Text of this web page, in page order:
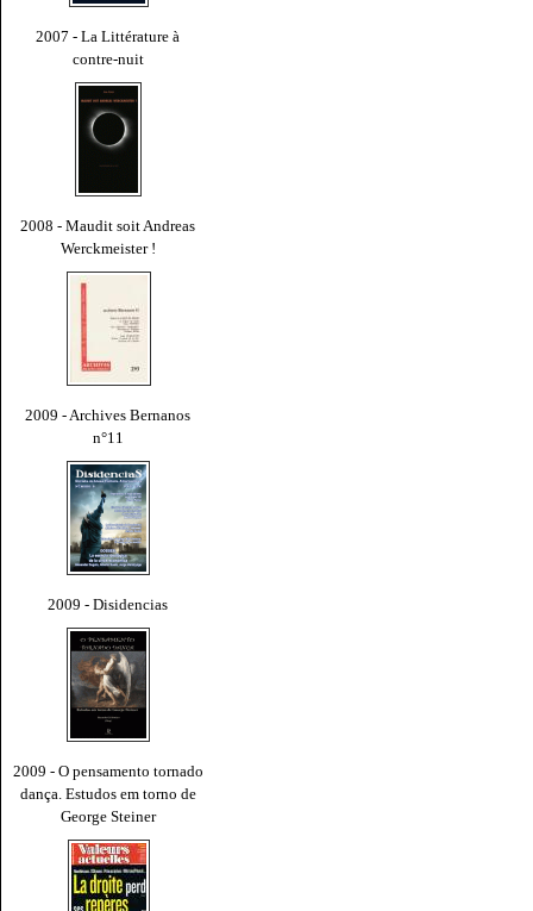
2007 - La Littérature à
contre-nuit
2008 - Maudit soit Andreas
Werckmeister !
2009 - Archives Bernanos
n°11
2009 - Disidencias
2009 - O pensamento tornado
dança. Estudos em torno de
George Steiner